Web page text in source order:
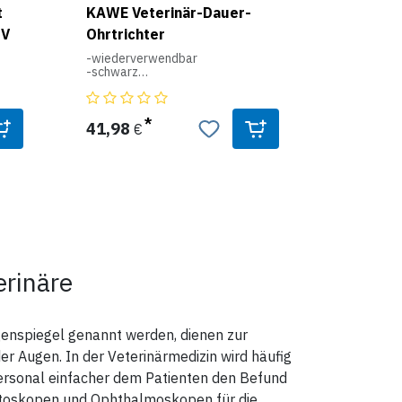
MedCharge® 4000 in Verbindung
mit Akku
/
KAWE Veterinär-Dauer-
Ohrtrichter
-wiederverwendbar
-schwarz
-für KaWe EUROLIGHT® C30 VET
für KaWe EUROLIGHT® C30 VET
REF 01.11135.001 (24855)
41,98 €
genannt werden, dienen zur
Augen. In der Veterinärmedizin wird häufig
einfacher dem Patienten den Befund